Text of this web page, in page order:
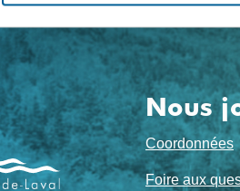
Nous
Coordonnées
Foire aux